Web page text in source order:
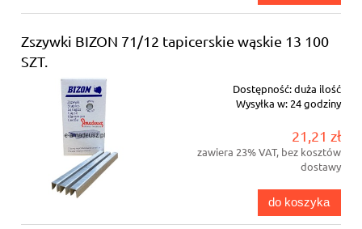
Zszywki BIZON 71/12 tapicerskie wąskie 13 100
SZT.
Dostępność:duża ilość
Wysyłka w: 24 godziny
21,21 zł
zawiera 23% VAT, bez kosztów
dostawy
do koszyka